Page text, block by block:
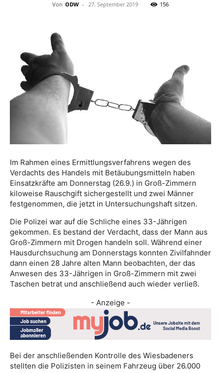
Von ODW - 27. September 2019 156
Im Rahmen eines Ermittlungsverfahrens wegen des
Verdachts des Handels mit Betäubungsmitteln haben
Einsatzkräfte am Donnerstag (26.9.) in Groß-Zimmern
kiloweise Rauschgift sichergestellt und zwei Männer
festgenommen, die jetzt in Untersuchungshaft sitzen.
Die Polizei war auf die Schliche eines 33-Jährigen
gekommen. Es bestand der Verdacht, dass der Mann aus
Groß-Zimmern mit Drogen handeln soll. Während einer
Hausdurchsuchung am Donnerstags konnten Zivilfahnder
dann einen 28 Jahre alten Mann beobachten, der das
Anwesen des 33-Jährigen in Groß-Zimmern mit zwei
Taschen betrat und anschließend auch wieder verließ.
- Anzeige -
Bei der anschließenden Kontrolle des Wiesbadeners
stellten die Polizisten in seinem Fahrzeug über 26.000